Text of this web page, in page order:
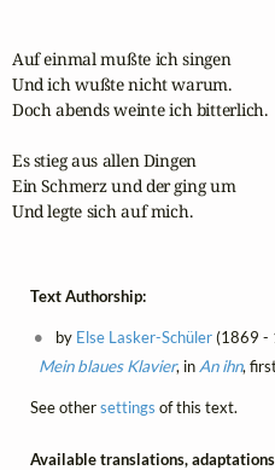
Auf einmal mußte ich singen
Und ich wußte nicht warum.
Doch abends weinte ich bitterlich.
Es stieg aus allen Dingen
Ein Schmerz und der ging um
Und legte sich auf mich.
Text Authorship:
by Else Lasker-Schüler(1869 -
Mein blaues Klavier, in An ihn,
See othersettings of this text.
Available translations,